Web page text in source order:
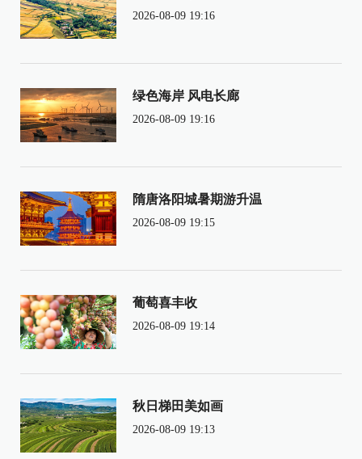
2026-08-09 19:16
绿色海岸 风电长廊
2026-08-09 19:16
隋唐洛阳城暑期游升温
2026-08-09 19:15
葡萄喜丰收
2026-08-09 19:14
秋日梯田美如画
2026-08-09 19:13